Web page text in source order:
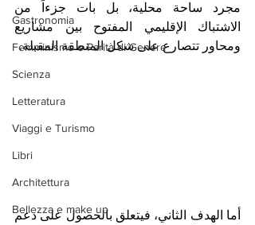
Gastronomia
Femminismo e Parità di Genere
Scienza
Letteratura
Viaggi e Turismo
Libri
Architettura
Bellezza e make up
الاشتباك الإقليمي المفتوح بين مشاريع
ومحاور تتصارع على شكل المنطقة المقبلة.
أما الهدف الثاني، فيتعلق بالحصول على دعم